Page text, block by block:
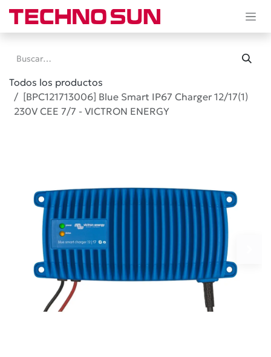
Ir al contenido
Todos los productos
[BPC121713006] Blue Smart IP67 Charger 12/17(1)
230V CEE 7/7 - VICTRON ENERGY